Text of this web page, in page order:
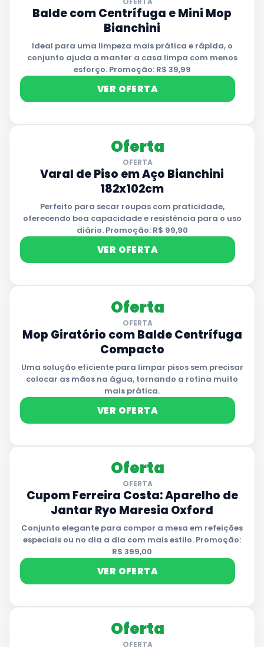
Balde com Centrífuga e Mini Mop
Bianchini
Ideal para uma limpeza mais prática e rápida, o
conjunto ajuda a manter a casa limpa com menos
esforço. Promoção: R$ 39,99
VER OFERTA
Oferta
OFERTA
Varal de Piso em Aço Bianchini
182x102cm
Perfeito para secar roupas com praticidade,
oferecendo boa capacidade e resistência para o uso
diário. Promoção: R$ 99,90
VER OFERTA
Oferta
OFERTA
Mop Giratório com Balde Centrífuga
Compacto
Uma solução eficiente para limpar pisos sem precisar
colocar as mãos na água, tornando a rotina muito
mais prática.
VER OFERTA
Oferta
OFERTA
Cupom Ferreira Costa: Aparelho de
Jantar Ryo Maresia Oxford
Conjunto elegante para compor a mesa em refeições
especiais ou no dia a dia com mais estilo. Promoção:
R$ 399,00
VER OFERTA
Oferta
OFERTA